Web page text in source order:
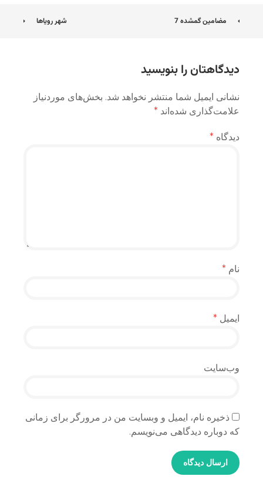
ناوبری
مضامین گمشده 7 شهر رویاها
دیدگاهتان را بنویسید
نشانی ایمیل شما منتشر نخواهد شد. بخش‌های موردنیاز
علامت‌گذاری شده‌اند *
دیدگاه *
نام *
ایمیل *
وب‌سایت
ذخیره نام، ایمیل و وبسایت من در مرورگر برای زمانی
که دوباره دیدگاهی می‌نویسم.